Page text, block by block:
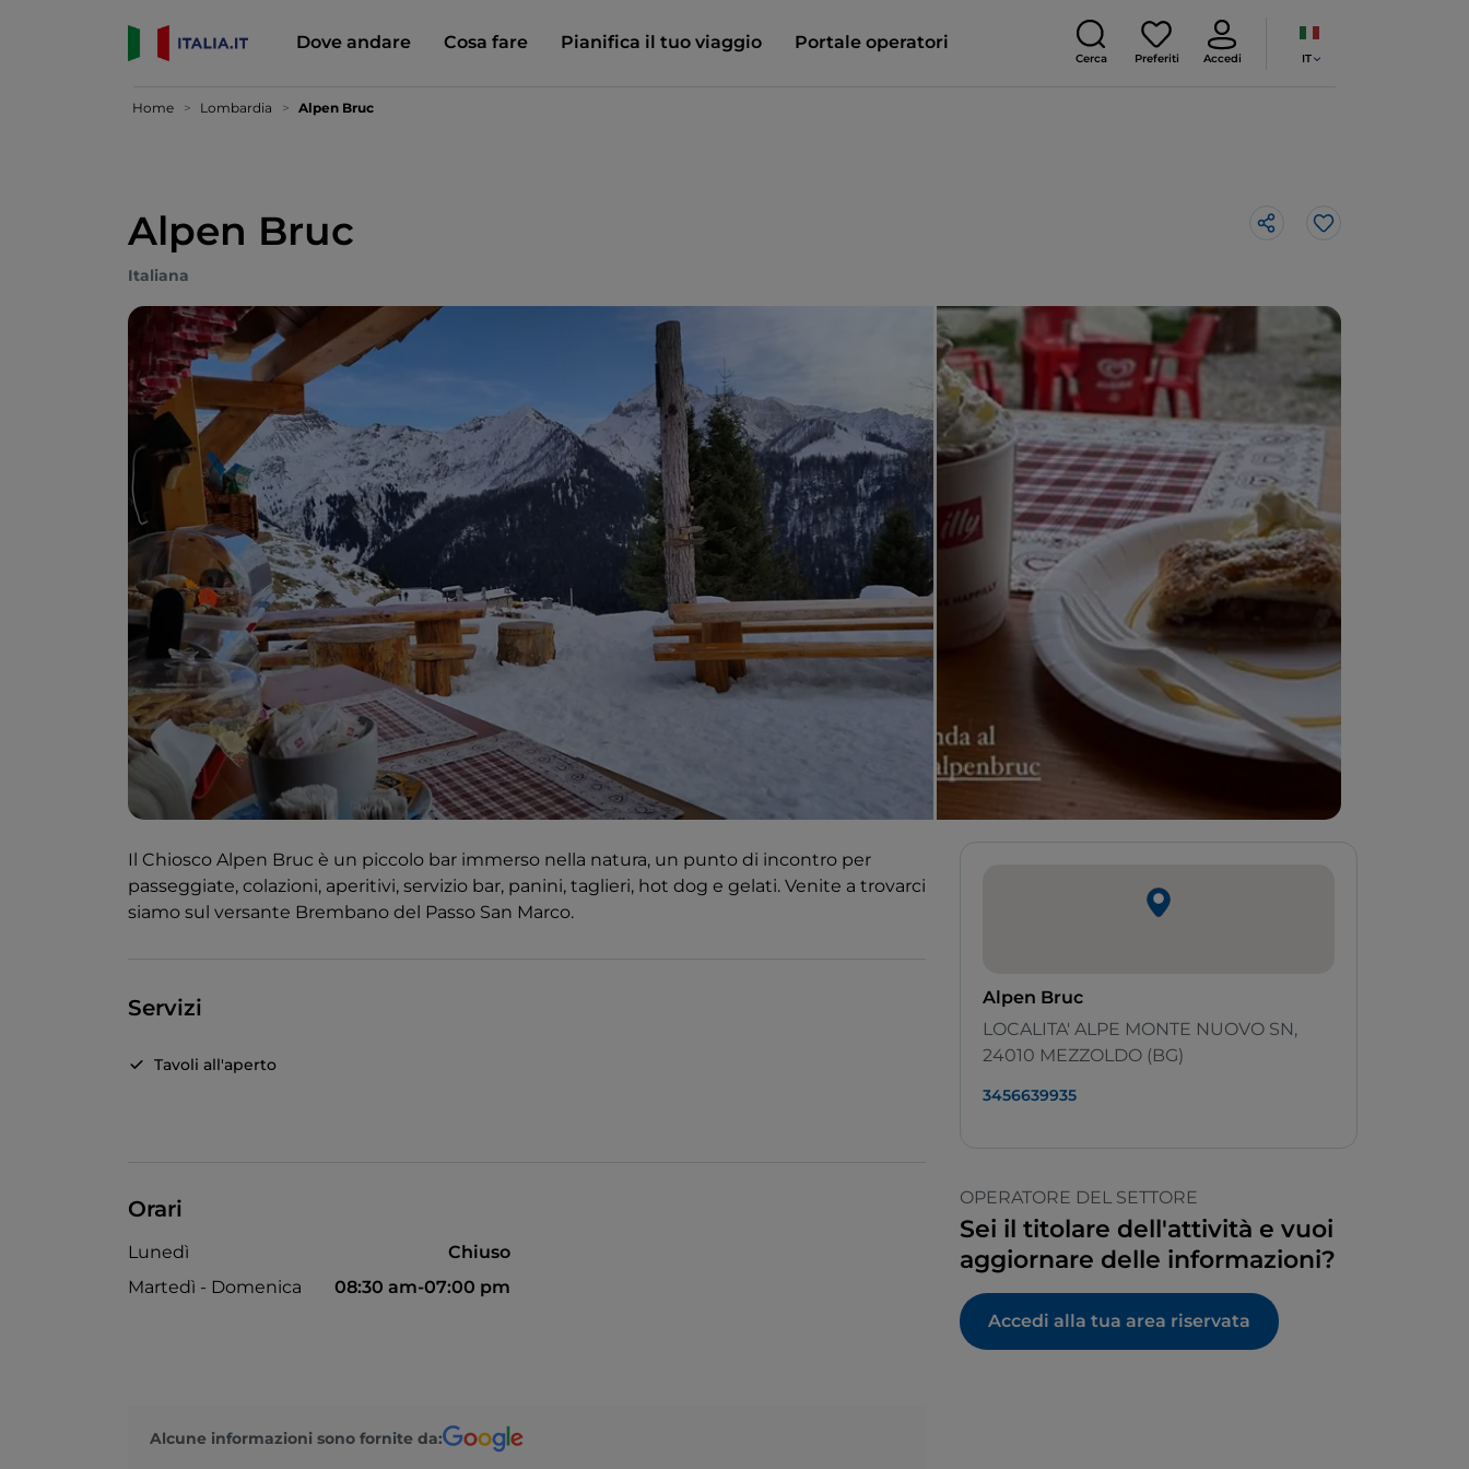
Dove andare Cosa fare Pianifica il tuo viaggio Portale operatori
Cerca Preferiti Accedi IT
Home Lombardia Alpen Bruc
Alpen Bruc Like
Italiana
Il Chiosco Alpen Bruc è un piccolo bar immerso nella natura, un punto di incontro per
passeggiate, colazioni, aperitivi, servizio bar, panini, taglieri, hot dog e gelati. Venite a trovarci
siamo sul versante Brembano del Passo San Marco.
Servizi
Tavoli all'aperto
Orari
Lunedì
Chiuso
Martedì - Domenica
08:30 am-07:00 pm
Alcune informazioni sono fornite da:
Alpen Bruc
LOCALITA' ALPE MONTE NUOVO SN,
24010 MEZZOLDO (BG)
3456639935
OPERATORE DEL SETTORE
Sei il titolare dell'attività e vuoi
aggiornare delle informazioni?
Accedi alla tua area riservata